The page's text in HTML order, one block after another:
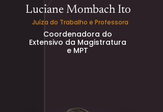
Juíza do Trabalho e Professora
Coordenadora do
Extensivo da Magistratura
e MPT
Luciane Mombach Ito